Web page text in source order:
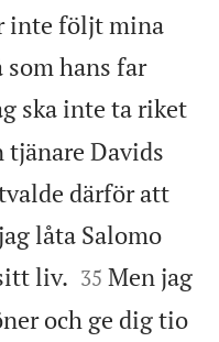
inte följt mina
hans far
ska inte ta riket
Davids
därför att
låta Salomo
liv. 

35 Men jag
och ge dig tio